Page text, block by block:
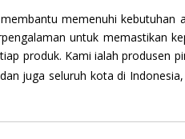
memenuhi kebutuhan
untuk memastikan
produk. Kami ialah produsen
juga seluruh kota di